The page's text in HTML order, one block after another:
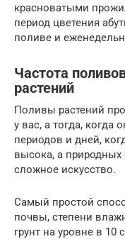
красноватыми
период цветения
поливе и
Частота
растений
Поливы растений
у вас, а тогда,
периодов и дней,
высока, а природных
сложное искусство.
Самый простой
почвы, степени
грунт на уровне в 10